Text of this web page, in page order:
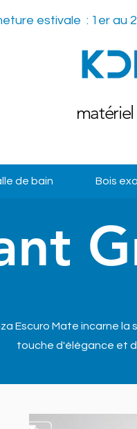
de bain Bois
Escuro Mate incarne
touche d'élégance et